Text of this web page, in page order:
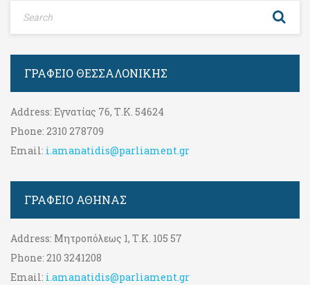
ΓΡΑΦΕΊΟ ΘΕΣΣΑΛΟΝΊΚΗΣ
Address: Εγνατίας 76, Τ.Κ. 54624
Phone: 2310 278709
Email: i.amanatidis@parliament.gr
ΓΡΑΦΕΊΟ ΑΘΉΝΑΣ
Address: Μητροπόλεως 1, Τ.Κ. 105 57
Phone: 210 3241208
Email: i.amanatidis@parliament.gr